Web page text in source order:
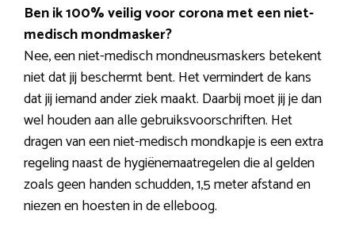
Ben ik 100% veilig voor corona met een niet-
medisch mondmasker?
Nee, een niet-medisch mondneusmaskers betekent
niet dat jij beschermt bent. Het vermindert de kans
dat jij iemand ander ziek maakt. Daarbij moet jij je dan
wel houden aan alle gebruiksvoorschriften. Het
dragen van een niet-medisch mondkapje is een extra
regeling naast de hygiënemaatregelen die al gelden
zoals geen handen schudden, 1,5 meter afstand en
niezen en hoesten in de elleboog.